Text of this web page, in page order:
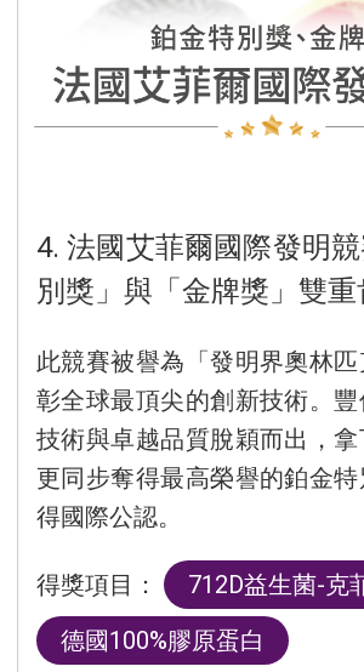
4. 法國艾菲爾國際發明
別獎」與「金牌獎」雙重
此競賽被譽為「發明界奧林
彰全球最頂尖的創新技術。
技術與卓越品質脫穎而出，拿
更同步奪得最高榮譽的鉑金
得國際公認。
得獎項目：
712D益生菌-克
德國100%膠原蛋白